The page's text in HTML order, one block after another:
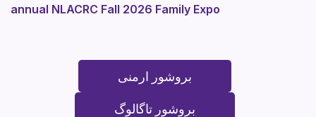
annual NLACRC Fall 2026 Family Expo
بروشور ارمنی
بروشور تاگالوگ